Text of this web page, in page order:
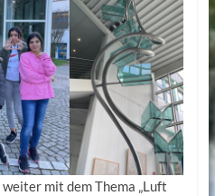
mit dem Thema „Luft